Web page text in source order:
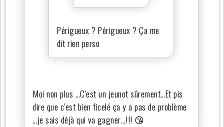
Périgueux ? Périgueux ? Ça me
dit rien perso
Moi non plus …C'est un jeunot sûrement…Et pis
dire que c'est bien ficelé ça y a pas de problème
…je sais déjà qui va gagner…!!! 😘